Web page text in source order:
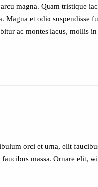
magna. Quam tristique
Magna et odio suspendisse
ac montes lacus, mollis
orci et urna, elit
massa. Ornare elit,